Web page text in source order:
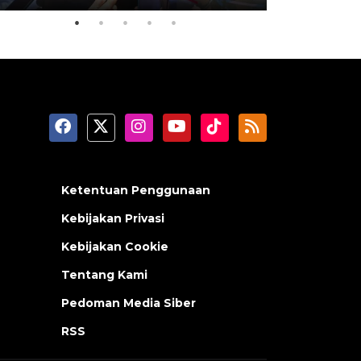
Ketentuan Penggunaan
Kebijakan Privasi
Kebijakan Cookie
Tentang Kami
Pedoman Media Siber
RSS